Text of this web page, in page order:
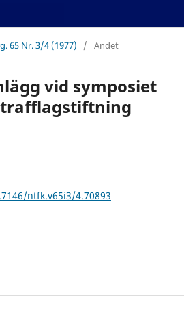
65 Nr. 3/4 (1977) / Andet
vid symposiet
ntfk.v65i3/4.70893